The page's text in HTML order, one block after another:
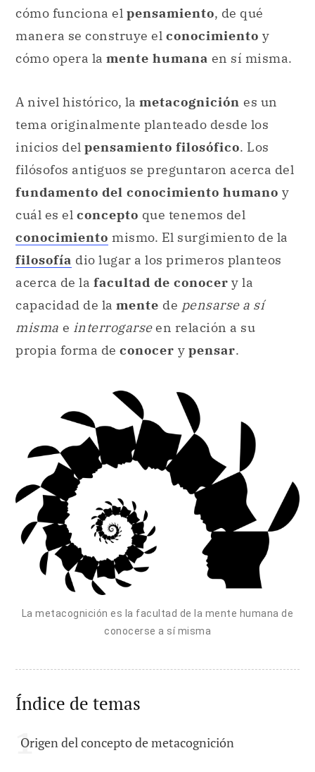
cómo funciona el pensamiento, de qué
manera se construye el conocimiento y
cómo opera la mente humana en sí misma.
A nivel histórico, la metacognición es un
tema originalmente planteado desde los
inicios del pensamiento filosófico. Los
filósofos antiguos se preguntaron acerca del
fundamento del conocimiento humano y
cuál es el concepto que tenemos del
conocimiento mismo. El surgimiento de la
filosofía dio lugar a los primeros planteos
acerca de la facultad de conocer y la
capacidad de la mente de pensarse a sí
misma e interrogarseen relación a su
propia forma de conocer y pensar.
La metacognición es la facultad de la mente humana de
conocerse a sí misma
Índice de temas
Origen del concepto de metacognición